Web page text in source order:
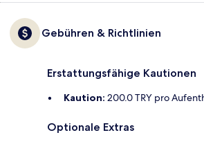
Gebühren & Richtlinien
Erstattungsfähige Kautionen
Kaution: 200.0 TRY pro
Optionale Extras